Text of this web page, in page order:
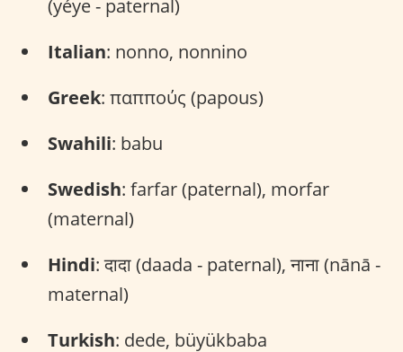
(yéye - paternal)
Italian: nonno, nonnino
Greek: παππούς (papous)
Swahili: babu
Swedish: farfar (paternal), morfar
(maternal)
Hindi: दादा (daada - paternal), नाना (nānā -
maternal)
Turkish: dede, büyükbaba